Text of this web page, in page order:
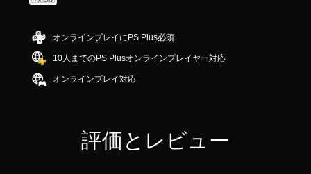
階
の
4
で
オンラインプレイにPS Plus必須
10人までのPS Plusオンラインプレイヤー対応
オンラインプレイ対応
評価とレビュー